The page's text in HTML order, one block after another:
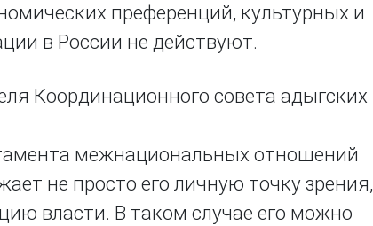
преференций, культурных и
в России не действуют.
Координационного совета адыгских
межнациональных отношений
не просто его личную точку зрения,
власти. В таком случае его можно